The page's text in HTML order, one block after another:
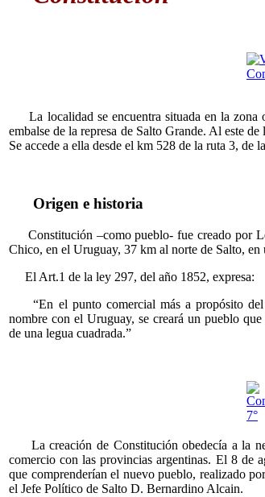
La localidad se encuentra situada en la zona
embalse de la represa de Salto Grande. Al este
Se accede a ella desde el km 528 de la ruta 3, de
Origen e historia
Constitución –como pueblo- fue creado por
Chico, en el Uruguay, 37 km al norte de Salto, en
El Art.1 de la ley 297, del año 1852, expresa:
“En el punto comercial más a propósito del
nombre con el Uruguay, se creará un pueblo
de una legua cuadrada.”
La creación de Constitución obedecía a la
comercio con las provincias argentinas. El 8 de
que comprenderían el nuevo pueblo, realizado
el Jefe Político de Salto D. Bernardino Alcain.